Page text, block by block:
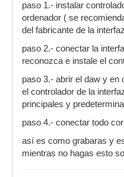
paso 1.- instalar
ordenador ( se
del fabricante de la
paso 2.- conectar la
reconozca e instale el
paso 3.- abrir el daw y en
el controlador de la
principales y
paso 4.- conectar todo
así es como grabaras y
mientras no hagas esto